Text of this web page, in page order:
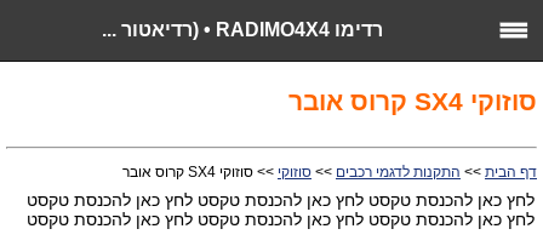
רדימו RADIMO4X4 • (רדיאטור ...
סוזוקי SX4 קרוס אובר
דף הבית >> התקנות לדגמי רכבים >> סוזוקי >> סוזוקי SX4 קרוס אובר
לחץ כאן להכנסת טקסט לחץ כאן להכנסת טקסט לחץ כאן להכנסת טקסט
לחץ כאן להכנסת טקסט לחץ כאן להכנסת טקסט לחץ כאן להכנסת טקסט